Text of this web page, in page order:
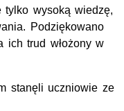
tylko wysoką wiedzę,
Podziękowano
ich trud włożony w
stanęli uczniowie ze